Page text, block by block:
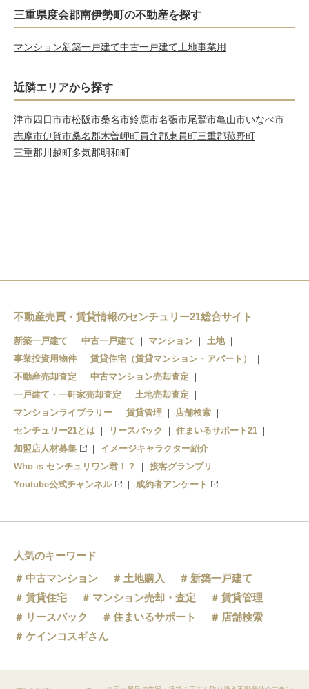
三重県度会郡南伊勢町の不動産を探す
マンション新築一戸建て中古一戸建て土地事業用
近隣エリアから探す
津市四日市市松阪市桑名市鈴鹿市名張市尾鷲市亀山市いなべ市
志摩市伊賀市桑名郡木曽岬町員弁郡東員町三重郡菰野町
三重郡川越町多気郡明和町
不動産売買・賃貸情報のセンチュリー21総合サイト
新築一戸建て 中古一戸建て マンション
土地
事業投資用物件
賃貸住宅（賃貸マンション・アパート）
不動産売却査定
中古マンション売却査定
一戸建て・一軒家売却査定
土地売却査定
マンションライブラリー
賃貸管理
店舗検索
センチュリー21とは
リースバック
住まいるサポート21
加盟店人材募集
イメージキャラクター紹介
Who is センチュリワン君！？
接客グランプリ
Youtube公式チャンネル
成約者アンケート
人気のキーワード
中古マンション
土地購入
新築一戸建て
賃貸住宅
マンション売却・査定
賃貸管理
リースバック
住まいるサポート
店舗検索
ケインコスギさん